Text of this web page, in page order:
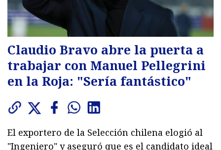
Claudio Bravo abre la puerta a
trabajar con Manuel Pellegrini
en la Roja: "Sería fantástico"
El exportero de la Selección chilena elogió al
"Ingeniero" y aseguró que es el candidato ideal